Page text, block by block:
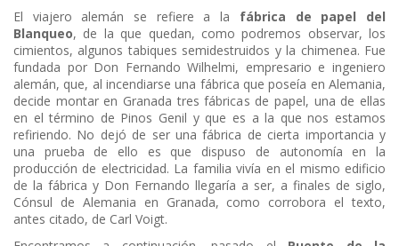
El viajero alemán se refiere a la fábrica de papel del
Blanqueo, de la que quedan, como podremos observar, los
cimientos, algunos tabiques semidestruidos y la chimenea. Fue
fundada por Don Fernando Wilhelmi, empresario e ingeniero
alemán, que, al incendiarse una fábrica que poseía en Alemania,
decide montar en Granada tres fábricas de papel, una de ellas
en el término de Pinos Genil y que es a la que nos estamos
refiriendo. No dejó de ser una fábrica de cierta importancia y
una prueba de ello es que dispuso de autonomía en la
producción de electricidad. La familia vivía en el mismo edificio
de la fábrica y Don Fernando llegaría a ser, a finales de siglo,
Cónsul de Alemania en Granada, como corrobora el texto,
antes citado, de Carl Voigt.